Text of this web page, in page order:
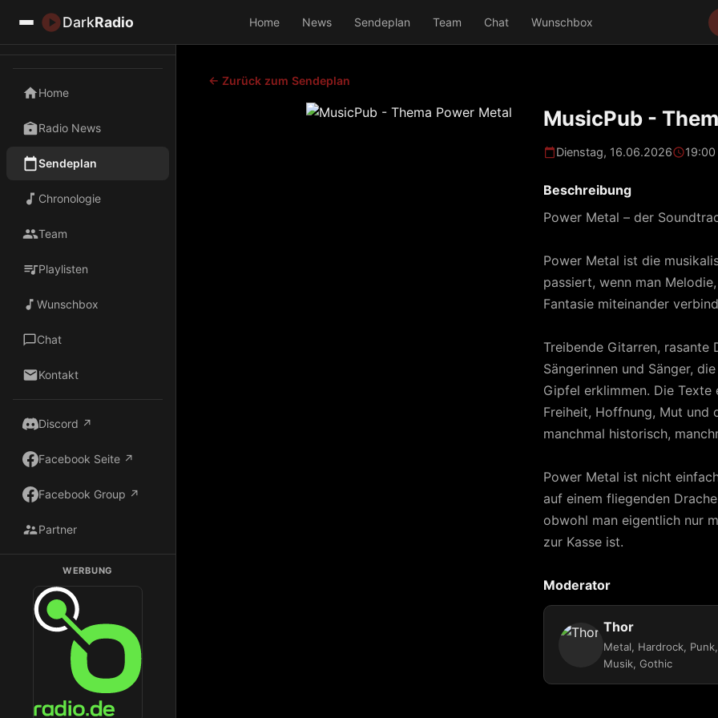
DarkRadio Home News Sendeplan Team Chat Wunschbox
Home
Radio News
Sendeplan
Chronologie
Team
Playlisten
Wunschbox
Chat
Kontakt
Discord ↗
Facebook Seite ↗
Facebook Group ↗
Partner
WERBUNG
Dark Radio auf Radio.de hören
← Zurück zum Sendeplan
MusicPub -
Dienstag, 16.06.2026
Beschreibung
Power Metal – der
Power Metal ist die
passiert, wenn man
Fantasie miteinander
Treibende Gitarren, rasante
Sängerinnen und Sänger,
Gipfel erklimmen. Die Texte
Freiheit, Hoffnung, Mut und
manchmal historisch,
Power Metal ist nicht
auf einem fliegenden
obwohl man eigentlich nur
zur Kasse ist.
Moderator
Thor
Metal, Hardrock,
Musik, Gothic